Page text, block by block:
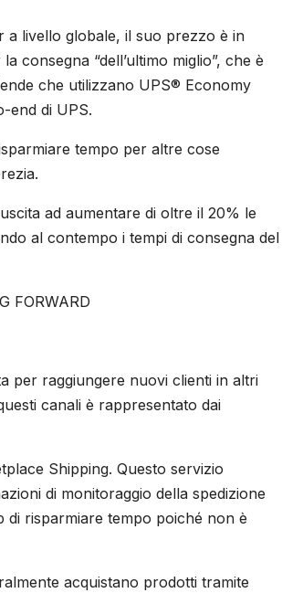
a livello globale, il suo prezzo è in
consegna “dell’ultimo miglio”, che è
che utilizzano UPS® Economy
end di UPS.
tempo per altre cose
ad aumentare di oltre il 20% le
al contempo i tempi di consegna del
FORWARD
per raggiungere nuovi clienti in altri
canali è rappresentato dai
Shipping. Questo servizio
di monitoraggio della spedizione
di risparmiare tempo poiché non è
acquistano prodotti tramite